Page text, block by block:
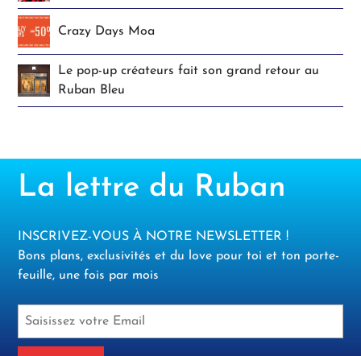
Crazy Days Moa
Le pop-up créateurs fait son grand retour au
Ruban Bleu
La lettre du Ruban
INSCRIVEZ-VOUS À NOTRE NEWSLETTER !
Bons plans, exclusivités et du love pour toi et ton porte-
feuille, une fois par mois